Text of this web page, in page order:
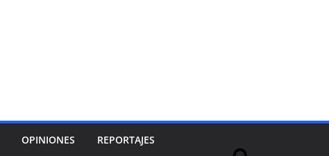
OPINIONES REPORTAJES